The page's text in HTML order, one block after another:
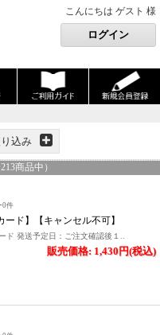
こんにちは ゲスト 様
込み
213商品中）
0件
ド】【キャンセル不可】
ド 発送予定日：ご注文確認後１..
販売価格: 1,430円(税込)